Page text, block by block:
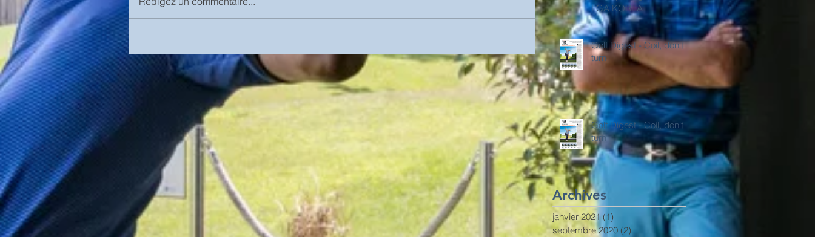
LGA KOREA
Golf Digest - Coil, don't
turn
Golf Digest - Coil, don't
turn
Archives
janvier 2021 (1)
septembre 2020 (2) 2 posts